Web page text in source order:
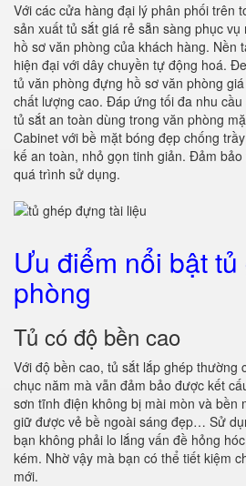
Với các cửa hàng đại lý phân phối trên
sản xuất tủ sắt giá rẻ sẵn sàng phục
hồ sơ văn phòng của khách hàng. Nền
hiện đại với dây chuyền tự động hoá.
tủ văn phòng đựng hồ sơ văn phòng
chất lượng cao. Đáp ứng tối đa nhu
tủ sắt an toàn dùng trong văn phòng
Cabinet với bề mặt bóng đẹp chống
kế an toàn, nhỏ gọn tinh giản. Đảm
quá trình sử dụng.
Ưu điểm nổi bật
phòng
Tủ có độ bền cao
Với độ bền cao, tủ sắt lắp ghép thường
chục năm mà vẫn đảm bảo được kết
sơn tĩnh điện không bị mài mòn và bền
giữ được vẻ bề ngoài sáng đẹp… Sử
bạn không phải lo lắng vấn đề hỏng
kém. Nhờ vậy mà bạn có thể tiết kiệm
mới.